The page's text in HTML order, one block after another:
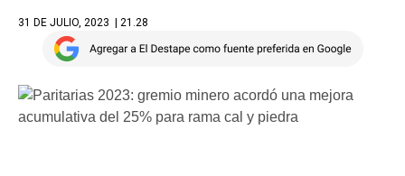
31 DE JULIO, 2023 | 21.28